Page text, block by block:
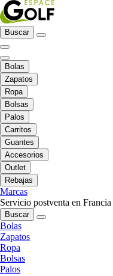
Buscar
Bolas
Zapatos
Ropa
Bolsas
Palos
Carritos
Guantes
Accesorios
Outlet
Rebajas
Marcas
Servicio postventa en Francia
Buscar
Bolas
Zapatos
Ropa
Bolsas
Palos